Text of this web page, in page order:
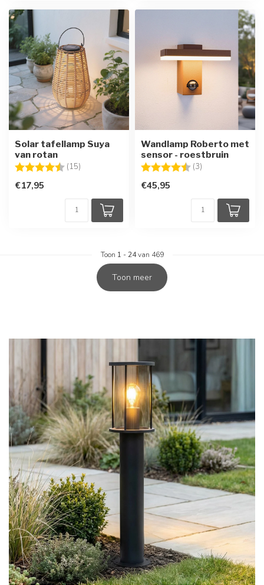
Solar tafellamp Suya
van rotan
Beoordeling: (15)
€17,95
Wandlamp Roberto met
sensor - roestbruin
Beoordeling: (3)
€45,95
Toon 1 - 24van 469
Toon meer